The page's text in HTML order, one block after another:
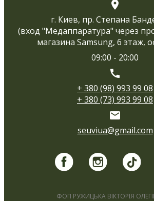
г. Киев, пр. Степана
(вход "Медаппаратура" через
магазина Samsung, 6 этаж,
09:00 - 20:00
+ 380 (98) 993 99 08
+ 380 (73) 993 99 08
seuviua@gmail.com
ФОП РУЖИЦЬКА ВІКТОРІЯ